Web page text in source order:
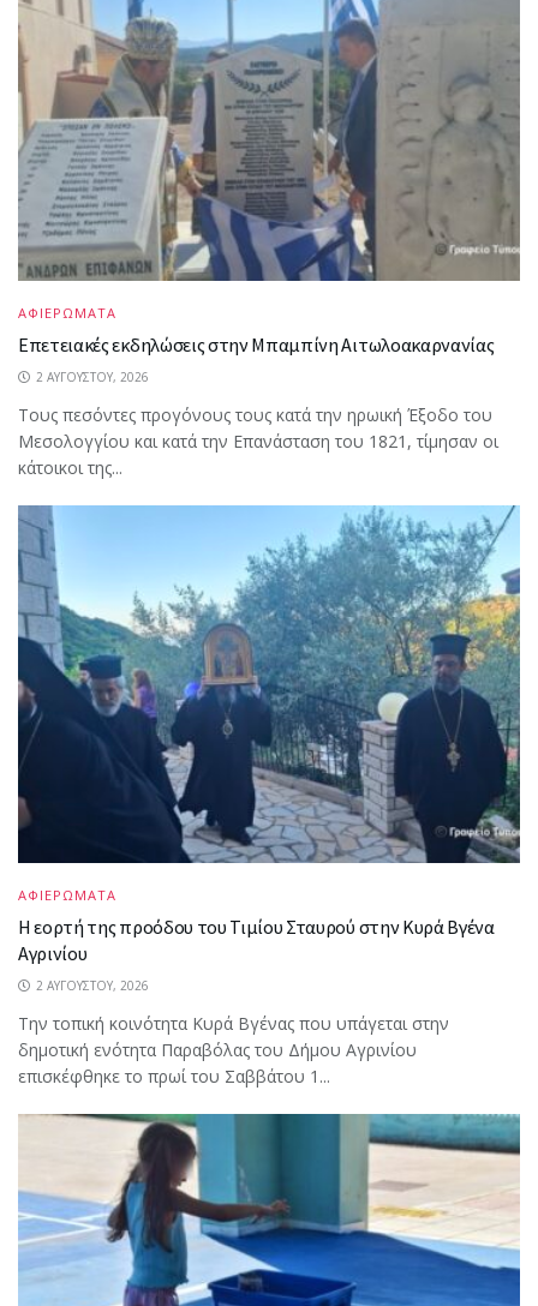
ΑΦΙΕΡΩΜΑΤΑ
Επετειακές εκδηλώσεις στην Μπαμπίνη Αιτωλοακαρνανίας
2 ΑΥΓΟΎΣΤΟΥ, 2026
Τους πεσόντες προγόνους τους κατά την ηρωική Έξοδο του
Μεσολογγίου και κατά την Επανάσταση του 1821, τίμησαν οι
κάτοικοι της...
ΑΦΙΕΡΩΜΑΤΑ
Η εορτή της προόδου του Τιμίου Σταυρού στην Κυρά Βγένα
Αγρινίου
2 ΑΥΓΟΎΣΤΟΥ, 2026
Την τοπική κοινότητα Κυρά Βγένας που υπάγεται στην
δημοτική ενότητα Παραβόλας του Δήμου Αγρινίου
επισκέφθηκε το πρωί του Σαββάτου 1...